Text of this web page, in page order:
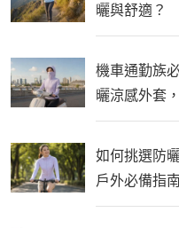
曬與舒適？
機車通勤族
曬涼感外套
如何挑選防
戶外必備指南